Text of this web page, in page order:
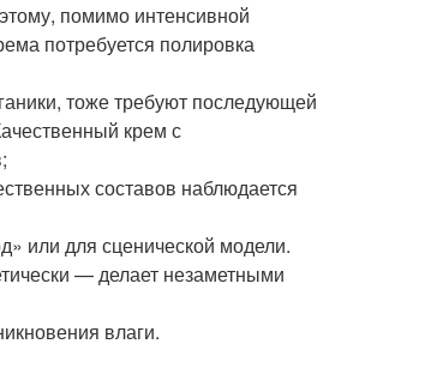
помимо интенсивной
потребуется полировка
тоже требуют последующей
крем с
составов наблюдается
или для сценической модели.
— делает незаметными
влаги.